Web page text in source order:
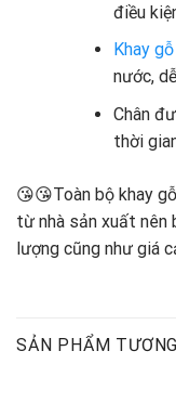
điều
Khay
nước,
Chân
thời
😘😘Toàn bộ khay
từ nhà sản xuất nên
lượng cũng như giá
SẢN PHẨM